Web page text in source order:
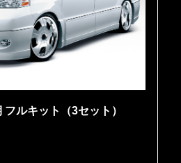
ルキット（3セット）